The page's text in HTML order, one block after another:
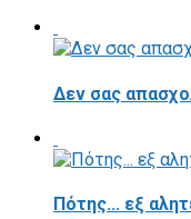
Δεν σας
Πότης... εξ